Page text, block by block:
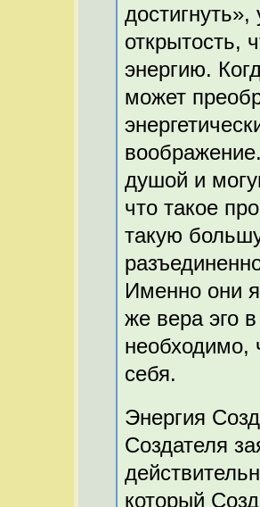
открытость,
энергию.
может
душой и
что такое
такую
Именно они
же вера эго
необходимо,
себя.
Энергия
Создателя
который